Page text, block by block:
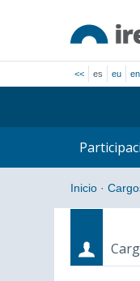
<< es eu en
Inicio ·